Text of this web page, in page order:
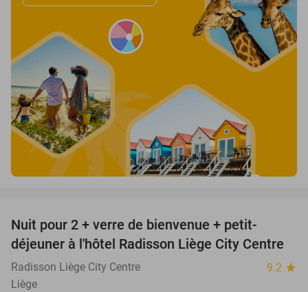
Nuit pour 2 + verre de bienvenue + petit-
déjeuner à l'hôtel Radisson Liège City Centre
Radisson Liège City Centre 9.2 star
Liège